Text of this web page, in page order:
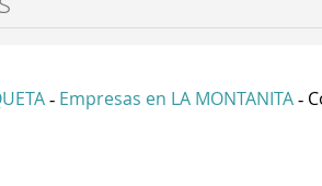
- Empresas en LA MONTANITA -